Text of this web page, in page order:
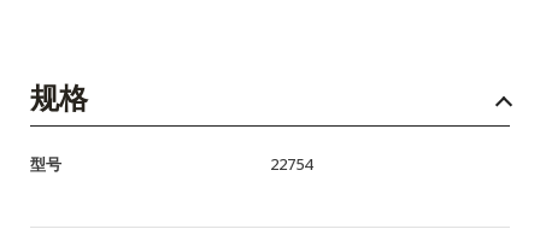
规格
型号 22754